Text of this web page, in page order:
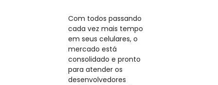
Com todos passando
cada vez mais tempo
em seus celulares, o
mercado está
consolidado e pronto
para atender os
desenvolvedores